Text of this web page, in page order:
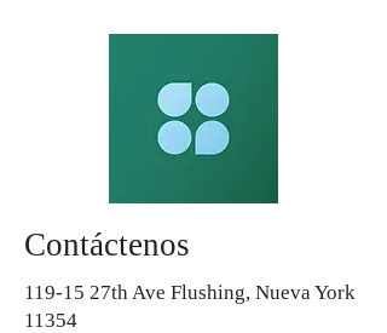
Contáctenos
119-15 27th Ave Flushing, Nueva York
11354